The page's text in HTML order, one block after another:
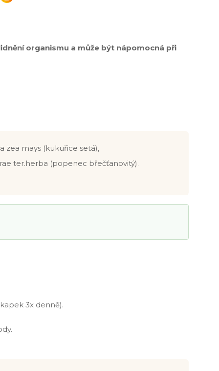
organismu a může být nápomocná při
zea mays (kukuřice setá),
ter.herba (popenec břečťanovitý).
3x denně).